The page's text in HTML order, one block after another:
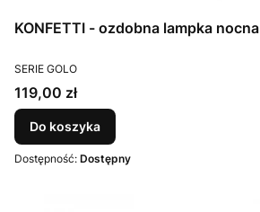
KONFETTI - ozdobna lampka nocna
PRODUCENT
SERIE GOLO
Cena
119,00 zł
Do koszyka
Dostępność: Dostępny